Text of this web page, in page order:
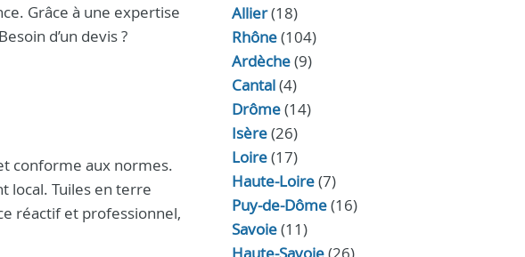
Grâce à une expertise
d’un devis ?
et conforme aux normes.
local. Tuiles en terre
réactif et professionnel,
Allier(18)
Rhône(104)
Ardèche(9)
Cantal(4)
Drôme(14)
Isère(26)
Loire(17)
Haute-Loire(7)
Puy-de-Dôme(16)
Savoie(11)